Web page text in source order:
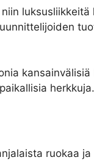
luksusliikkeitä
herkkuja.
ruokaa